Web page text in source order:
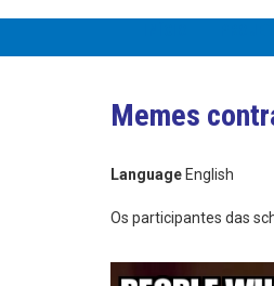
Memes
Language English
Os participantes das